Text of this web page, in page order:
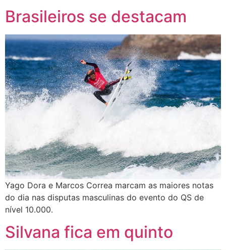
Brasileiros se destacam
Yago Dora e Marcos Correa marcam as maiores notas
do dia nas disputas masculinas do evento do QS de
nível 10.000.
Silvana fica em quinto